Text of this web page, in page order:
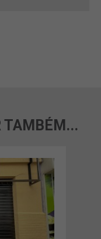
TAMBÉM...